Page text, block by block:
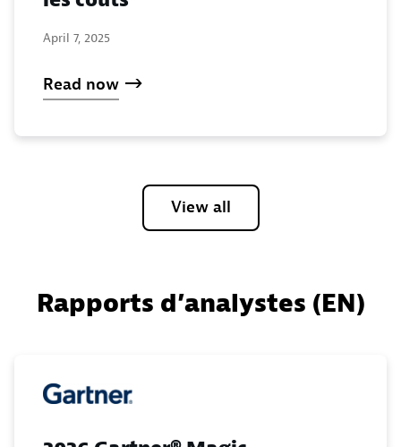
April 7, 2025
Read now
View all
Rapports d’analystes (EN)